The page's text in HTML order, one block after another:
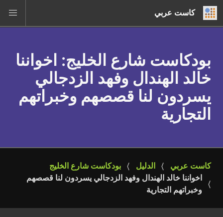
كاست عربي
بودكاست شارع الخليج: اخواننا
خالد الهندال وفهد الزدجالي
يسردون لنا قصصهم وخبراتهم
التجارية
كاست عربي الدليل
بودكاست شارع الخليج
اخواننا خالد الهندال وفهد الزدجالي يسردون لنا قصصهم
وخبراتهم التجارية